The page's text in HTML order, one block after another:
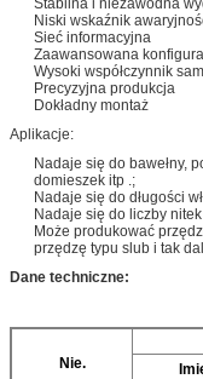
Stabilna i niezawodna
Niski wskaźnik
Sieć informacyjna
Zaawansowana
Wysoki współczynnik
Precyzyjna produkcja
Dokładny montaż
Aplikacje:
Nadaje się do bawełny,
domieszek itp .;
Nadaje się do długości
Nadaje się do liczby
Może produkować
przędzę typu slub i tak
Dane techniczne:
Nie.